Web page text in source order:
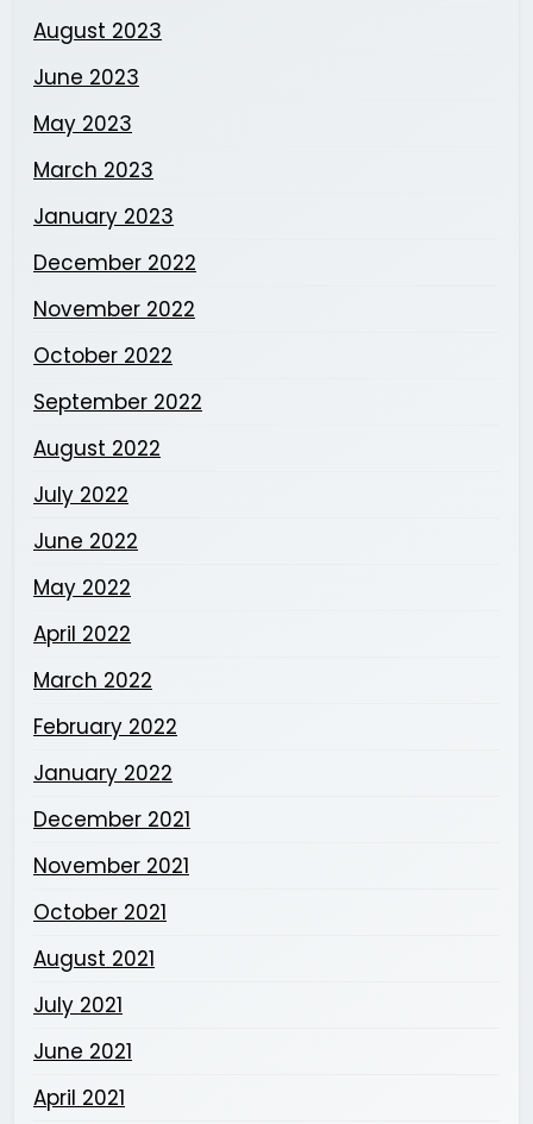
August 2023
June 2023
May 2023
March 2023
January 2023
December 2022
November 2022
October 2022
September 2022
August 2022
July 2022
June 2022
May 2022
April 2022
March 2022
February 2022
January 2022
December 2021
November 2021
October 2021
August 2021
July 2021
June 2021
April 2021